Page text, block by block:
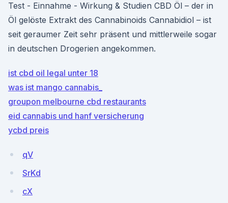
Test - Einnahme - Wirkung & Studien CBD Öl – der in
Öl gelöste Extrakt des Cannabinoids Cannabidiol – ist
seit geraumer Zeit sehr präsent und mittlerweile sogar
in deutschen Drogerien angekommen.
ist cbd oil legal unter 18
was ist mango cannabis_
groupon melbourne cbd restaurants
eid cannabis und hanf versicherung
ycbd preis
qV
SrKd
cX